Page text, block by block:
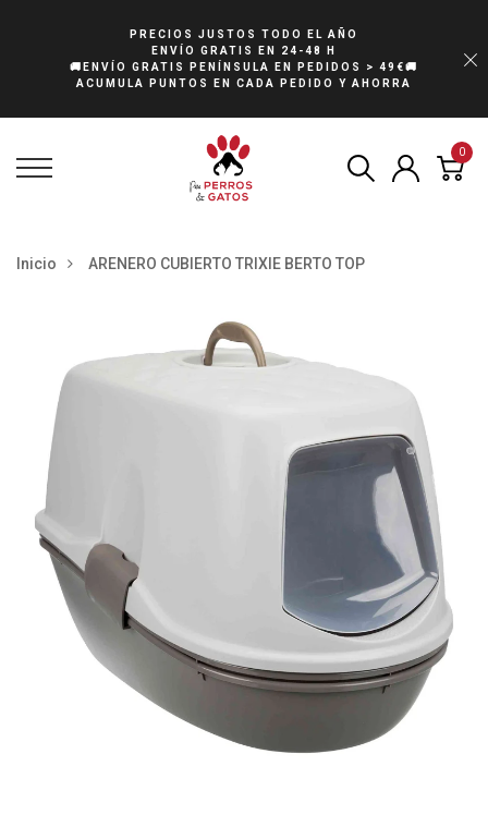
PRECIOS JUSTOS TODO EL AÑO
ENVÍO GRATIS EN 24-48 H
🚚ENVÍO GRATIS PENÍNSULA EN PEDIDOS > 49€🚚
ACUMULA PUNTOS EN CADA PEDIDO Y AHORRA
0
Inicio ARENERO CUBIERTO TRIXIE BERTO TOP